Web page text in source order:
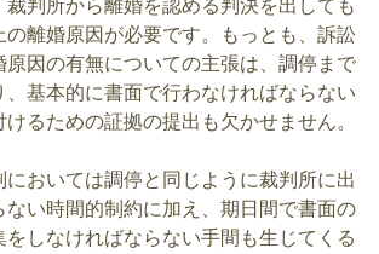
裁判所から離婚を認める判決を出しても
の離婚原因が必要です。もっとも、訴訟
原因の有無についての主張は、調停まで
、基本的に書面で行わなければならない
るための証拠の提出も欠かせません。
においては調停と同じように裁判所に出
ない時間的制約に加え、期日間で書面の
をしなければならない手間も生じてくる